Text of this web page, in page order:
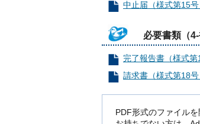
中止届（様式第15号
必要書類（4-
完了報告書（様式第
請求書（様式第18号
PDF形式のファイル